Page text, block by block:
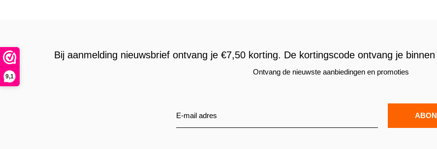
9,1
Bij aanmelding nieuwsbrief ontvang je €7,50 korting. De kortingscode ontvang je
Ontvang de nieuwste aanbiedingen en promoties